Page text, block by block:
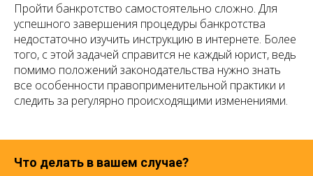
Пройти банкротство самостоятельно сложно. Для
успешного завершения процедуры банкротства
недостаточно изучить инструкцию в интернете. Более
того, с этой задачей справится не каждый юрист, ведь
помимо положений законодательства нужно знать
все особенности правоприменительной практики и
следить за регулярно происходящими изменениями.
Что делать в вашем случае?